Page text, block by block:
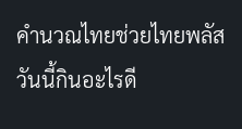
คํานวณไทยช่วยไทยพลัส
วันนี้กินอะไรดี